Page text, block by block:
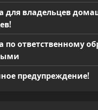
для владельцев
по ответственному
предупреждение!